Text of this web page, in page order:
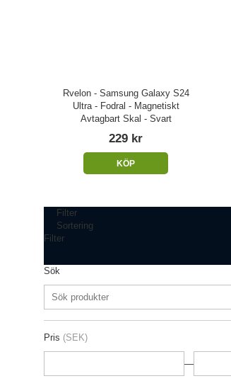
Rvelon - Samsung Galaxy S24
Ultra - Fodral - Magnetiskt
Avtagbart Skal - Svart
229 kr
KÖP
Filter
Sortering
Filter
Sök
Pris (SEK)
—